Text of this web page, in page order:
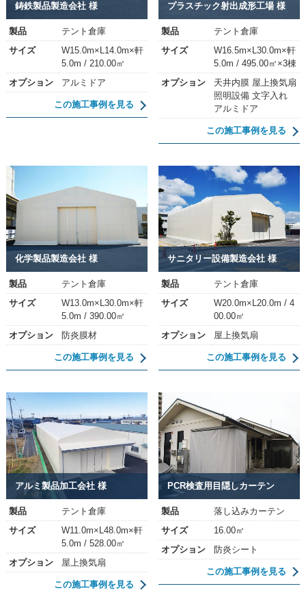
鋳鉄製品製造会社 様
製品
テント倉庫
サイズ
W15.0m×L14.0m×軒
5.0m / 210.00㎡
オプション
アルミドア
この施工事例を見る
プラスチック射出成形工場 様
製品
テント倉庫
サイズ
W16.5m×L30.0m×軒
5.0m / 495.00㎡×3棟
オプション
天井内膜 屋上換気扇
照明設備 文字入れ
アルミドア
この施工事例を見る
化学製品製造会社 様
製品
テント倉庫
サイズ
W13.0m×L30.0m×軒
5.0m / 390.00㎡
オプション
防炎膜材
この施工事例を見る
サニタリー設備製造会社 様
製品
テント倉庫
サイズ
W20.0m×L20.0m / 4
00.00㎡
オプション
屋上換気扇
この施工事例を見る
アルミ製品加工会社 様
製品
テント倉庫
サイズ
W11.0m×L48.0m×軒
5.0m / 528.00㎡
オプション
屋上換気扇
この施工事例を見る
PCR検査用目隠しカーテン
製品
落し込みカーテン
サイズ
16.00㎡
オプション
防炎シート
この施工事例を見る